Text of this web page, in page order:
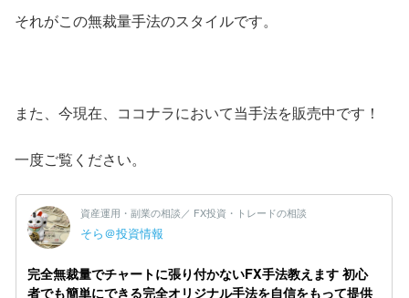
それがこの無裁量手法のスタイルです。
また、今現在、ココナラにおいて当手法を販売中です！
一度ご覧ください。